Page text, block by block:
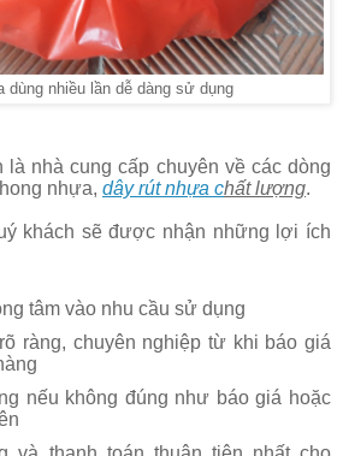
dùng nhiều lần dễ dàng sử dụng
là nhà cung cấp chuyên về các dòng
nhựa, dây rút nhựa chất lượng.
khách sẽ được nhận những lợi ích
tâm vào nhu cầu sử dụng
ràng, chuyên nghiệp từ khi báo giá
nếu không đúng như báo giá hoặc